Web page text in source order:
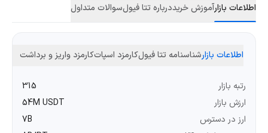
اطلاعات بازارآموزش خریددرباره تتا فیولسوالات متداول
اطلاعات بازارشناسنامه تتا فیولکارمزد اسپاتکارمزد واریز و برداشت
رتبه بازار
315
ارزش بازار
54M USDT
ارز در دسترس
7B